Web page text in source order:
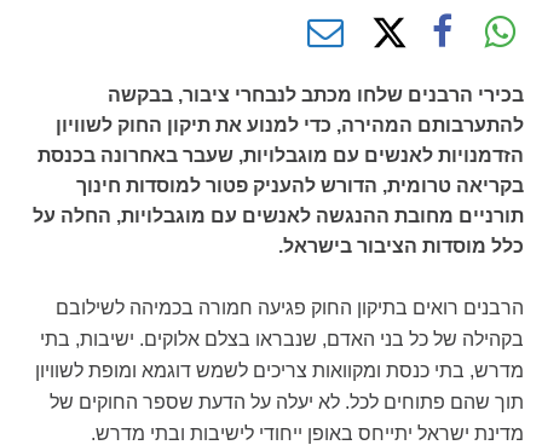
בכירי הרבנים שלחו מכתב לנבחרי ציבור, בבקשה
להתערבותם המהירה, כדי למנוע את תיקון החוק לשוויון
הזדמנויות לאנשים עם מוגבלויות, שעבר באחרונה בכנסת
בקריאה טרומית, הדורש להעניק פטור למוסדות חינוך
תורניים מחובת ההנגשה לאנשים עם מוגבלויות, החלה על
כלל מוסדות הציבור בישראל.
הרבנים רואים בתיקון החוק פגיעה חמורה בכמיהה לשילובם
בקהילה של כל בני האדם, שנבראו בצלם אלוקים. ישיבות, בתי
מדרש, בתי כנסת ומקוואות צריכים לשמש דוגמא ומופת לשוויון
תוך שהם פתוחים לכל. לא יעלה על הדעת שספר החוקים של
מדינת ישראל יתייחס באופן ייחודי לישיבות ובתי מדרש.